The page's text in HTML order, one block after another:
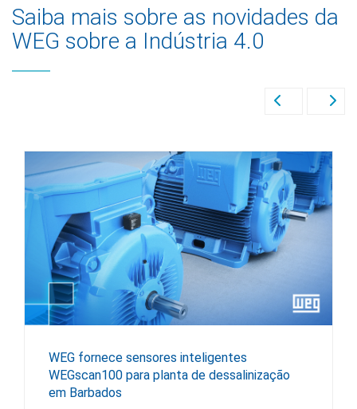
Saiba mais sobre as novidades da
WEG sobre a Indústria 4.0
WEG fornece sensores inteligentes
WEGscan100 para planta de dessalinização
em Barbados